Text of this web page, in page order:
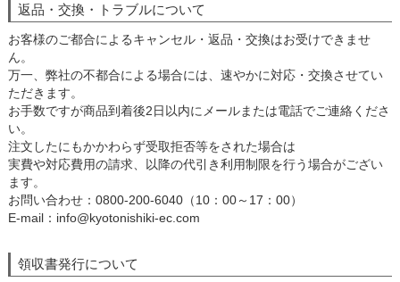
返品・交換・トラブルについて
お客様のご都合によるキャンセル・返品・交換はお受けできませ
ん。
万一、弊社の不都合による場合には、速やかに対応・交換させてい
ただきます。
お手数ですが商品到着後2日以内にメールまたは電話でご連絡くださ
い。
注文したにもかかわらず受取拒否等をされた場合は
実費や対応費用の請求、以降の代引き利用制限を行う場合がござい
ます。
お問い合わせ：0800-200-6040（10：00～17：00）
E-mail：info@kyotonishiki-ec.com
領収書発行について